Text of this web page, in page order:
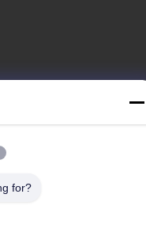
3, Straße Shibi, Bezirk
for?